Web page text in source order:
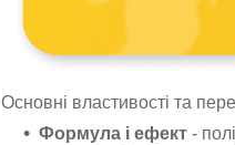
Основні властивості та
Формула і ефект -